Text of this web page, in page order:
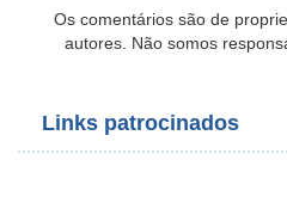
Os comentários são de
autores. Não somos
Links patrocinados